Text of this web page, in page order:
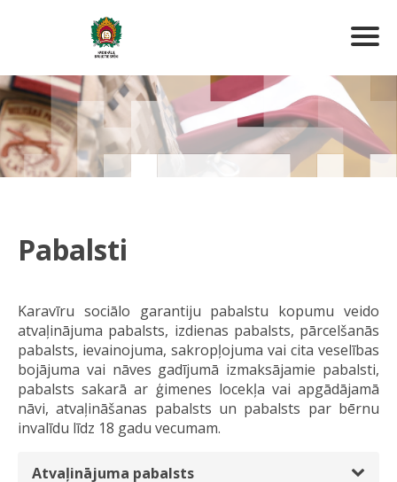
Pabalsti
Karavīru sociālo garantiju pabalstu kopumu veido
atvaļinājuma pabalsts, izdienas pabalsts, pārcelšanās
pabalsts, ievainojuma, sakropļojuma vai cita veselības
bojājuma vai nāves gadījumā izmaksājamie pabalsti,
pabalsts sakarā ar ģimenes locekļa vai apgādājamā
nāvi, atvaļināšanas pabalsts un pabalsts par bērnu
invalīdu līdz 18 gadu vecumam.
Atvaļinājuma pabalsts